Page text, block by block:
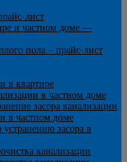
лист
и частном доме —
пола – прайс-лист
в квартире
в частном доме
засора канализации
в частном доме
засора в
канализации